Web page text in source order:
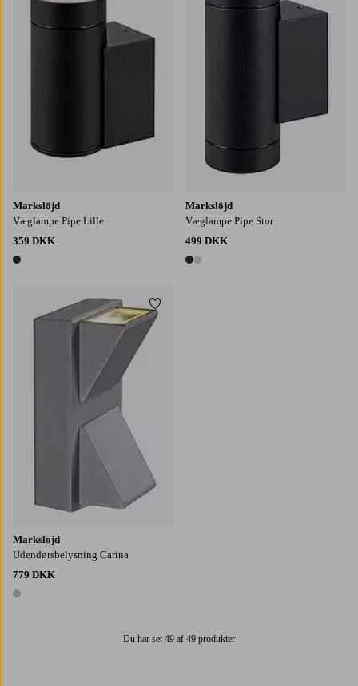
Markslöjd
Væglampe Pipe Lille
359 DKK
1 farve
Markslöjd
Væglampe Pipe Stor
499 DKK
2 farver
Markslöjd
Udendørsbelysning Carina
779 DKK
1 farve
Tilføj til favoritter
Du har set 49 af 49 produkter